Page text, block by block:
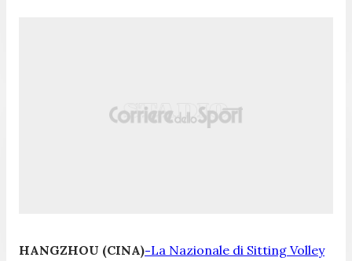
HANGZHOU (CINA)-La Nazionale di Sitting Volley